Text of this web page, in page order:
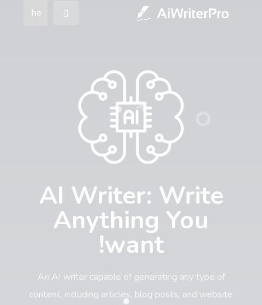
he
AI Writer: Write
Anything You
want!
An AI writer capable of generating any type of
content, including articles, blog posts, and website